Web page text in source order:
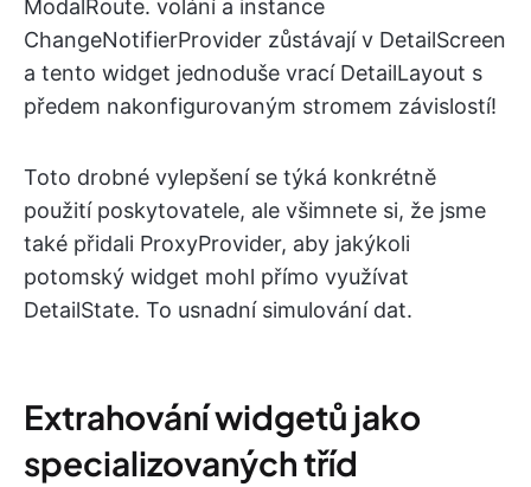
ModalRoute. volání a instance
ChangeNotifierProvider zůstávají v DetailScreen
a tento widget jednoduše vrací DetailLayout s
předem nakonfigurovaným stromem závislostí!
Toto drobné vylepšení se týká konkrétně
použití poskytovatele, ale všimnete si, že jsme
také přidali ProxyProvider, aby jakýkoli
potomský widget mohl přímo využívat
DetailState. To usnadní simulování dat.
Extrahování widgetů jako
specializovaných tříd